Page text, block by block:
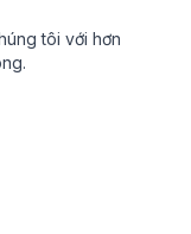
năng về tiền mã
tôi với hơn